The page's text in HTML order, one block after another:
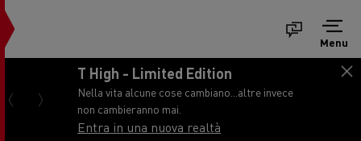
Menu
T High - Limited Edition
Nella vita alcune cose cambiano...altre invece
non cambieranno mai.
Entra in una nuova realtà